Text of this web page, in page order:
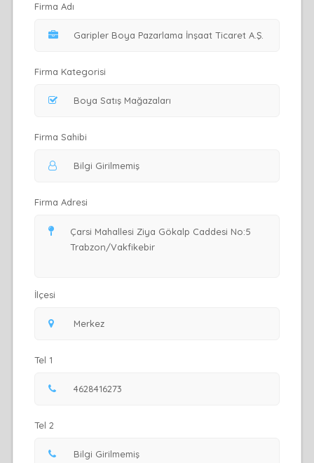
Firma Adı
Firma Kategorisi
Firma Sahibi
Firma Adresi
İlçesi
Tel 1
Tel 2